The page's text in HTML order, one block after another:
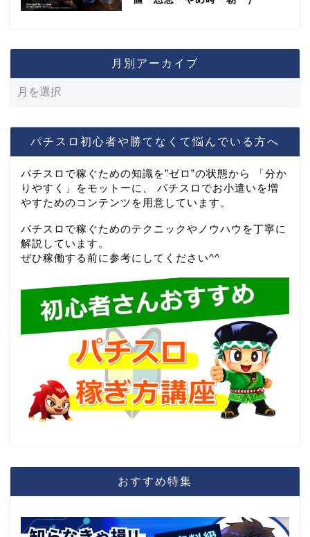
月別アーカイブ
パチスロ初心者や勝てなくて悩んでいる方へ
パチスロで稼ぐための知識を”ゼロ”の状態から 「分か
りやすく」をモットーに、 パチスロでお小遣いを増
やすためのコンテンツを用意しています。
パチスロで稼ぐためのテクニックやノウハウを丁寧に
解説しています。
ぜひ稼働する前に参考にしてください^^
おすすめ特集